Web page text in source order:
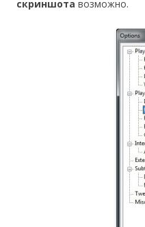
скриншота возможно.